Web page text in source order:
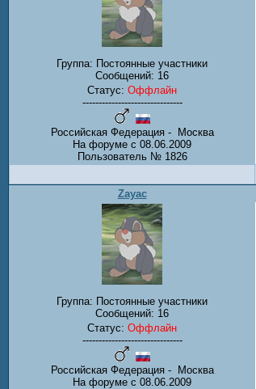
Группа: Постоянные участники
Сообщений: 16
Статус: Оффлайн
-------------------------------
Российская Федерация - Mосква
На форуме с 08.06.2009
Пользователь № 1826
Zayac
Группа: Постоянные участники
Сообщений: 16
Статус: Оффлайн
-------------------------------
Российская Федерация - Mосква
На форуме с 08.06.2009